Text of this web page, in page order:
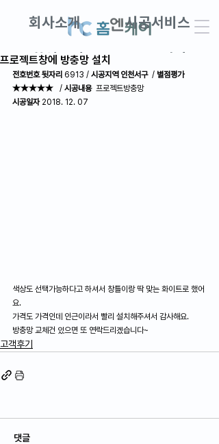
회사소개 시공서비스
창업교실 DIY견적
AS접수 · 견적문의
프로젝트창에 방충망 설치
전호번호 뒷자리 6913 / 시공지역 인천서구 / 별점평가
★★★★★ / 시공내용 프로젝트방충망
시공일자 2018. 12. 07
색상도 선택가능하다고 하셔서 창틀이랑 딱 맞는 화이트로 했어
요.
가격도 가격인데 인근이라서 빨리 설치해주셔서 감사해요.
방충망 교체건 있으면 또 연락드리겠습니다~
고객후기
댓글